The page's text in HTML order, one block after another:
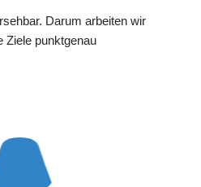
Darum arbeiten wir
Ziele punktgenau